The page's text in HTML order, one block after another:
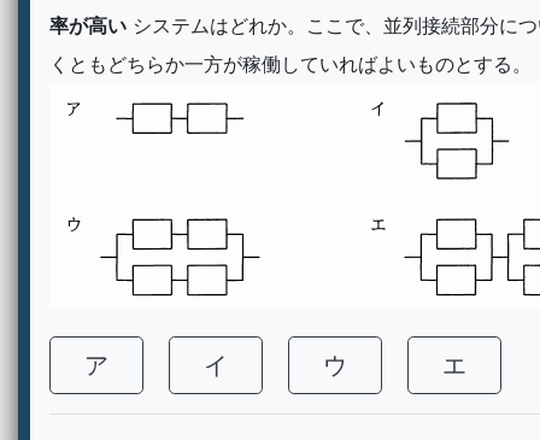
率が高い システムはどれか。ここで、並列接続部分に
くともどちらか一方が稼働していればよいものとする。
ア イ ウ エ